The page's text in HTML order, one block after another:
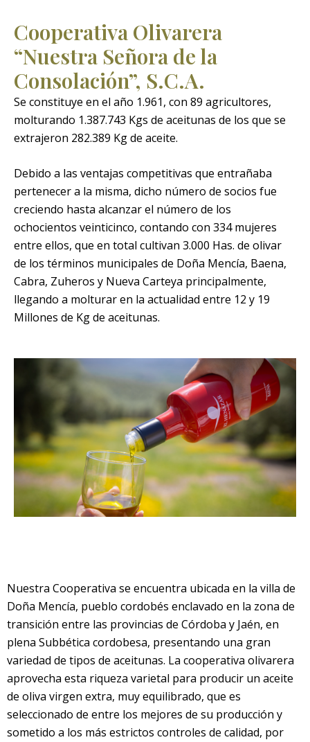
Cooperativa Olivarera
“Nuestra Señora de la
Consolación”, S.C.A.
Se constituye en el año 1.961, con 89 agricultores,
molturando 1.387.743 Kgs de aceitunas de los que se
extrajeron 282.389 Kg de aceite.
Debido a las ventajas competitivas que entrañaba
pertenecer a la misma, dicho número de socios fue
creciendo hasta alcanzar el número de los
ochocientos veinticinco, contando con 334 mujeres
entre ellos, que en total cultivan 3.000 Has. de olivar
de los términos municipales de Doña Mencía, Baena,
Cabra, Zuheros y Nueva Carteya principalmente,
llegando a molturar en la actualidad entre 12 y 19
Millones de Kg de aceitunas.
Nuestra Cooperativa se encuentra ubicada en la villa de
Doña Mencía, pueblo cordobés enclavado en la zona de
transición entre las provincias de Córdoba y Jaén, en
plena Subbética cordobesa, presentando una gran
variedad de tipos de aceitunas. La cooperativa olivarera
aprovecha esta riqueza varietal para producir un aceite
de oliva virgen extra, muy equilibrado, que es
seleccionado de entre los mejores de su producción y
sometido a los más estrictos controles de calidad, por